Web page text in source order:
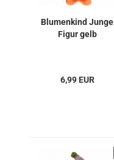
Blumenkind Junge
Figur gelb
6,99 EUR